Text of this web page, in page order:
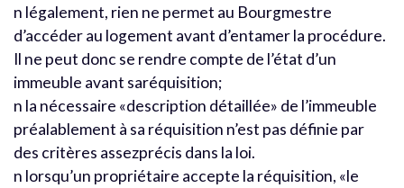
n légalement, rien ne permet au Bourgmestre
d’accéder au logement avant d’entamer la procédure.
Il ne peut donc se rendre compte de l’état d’un
immeuble avant saréquisition;
n la nécessaire «description détaillée» de l’immeuble
préalablement à sa réquisition n’est pas définie par
des critères assezprécis dans la loi.
n lorsqu’un propriétaire accepte la réquisition, «le